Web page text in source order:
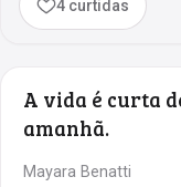
4 curtidas
A vida é curta
amanhã.
Mayara Benatti